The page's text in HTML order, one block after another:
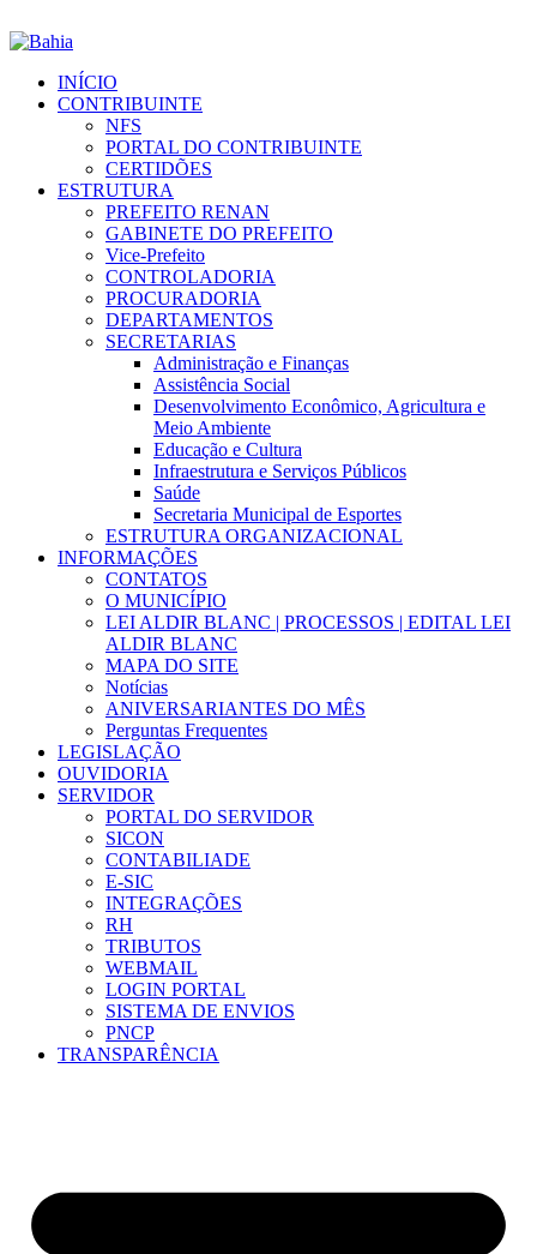
INÍCIO
CONTRIBUINTE
NFS
PORTAL DO CONTRIBUINTE
CERTIDÕES
ESTRUTURA
PREFEITO RENAN
GABINETE DO PREFEITO
Vice-Prefeito
CONTROLADORIA
PROCURADORIA
DEPARTAMENTOS
SECRETARIAS
Administração e Finanças
Assistência Social
Desenvolvimento Econômico, Agricultura e
Meio Ambiente
Educação e Cultura
Infraestrutura e Serviços Públicos
Saúde
Secretaria Municipal de Esportes
ESTRUTURA ORGANIZACIONAL
INFORMAÇÕES
CONTATOS
O MUNICÍPIO
LEI ALDIR BLANC | PROCESSOS | EDITAL LEI
ALDIR BLANC
MAPA DO SITE
Notícias
ANIVERSARIANTES DO MÊS
Perguntas Frequentes
LEGISLAÇÃO
OUVIDORIA
SERVIDOR
PORTAL DO SERVIDOR
SICON
CONTABILIADE
E-SIC
INTEGRAÇÕES
RH
TRIBUTOS
WEBMAIL
LOGIN PORTAL
SISTEMA DE ENVIOS
PNCP
TRANSPARÊNCIA